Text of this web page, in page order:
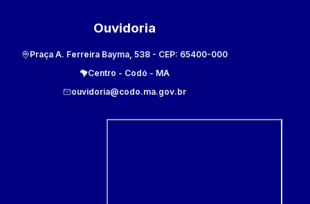
Ouvidoria
Praça A. Ferreira Bayma, 538 - CEP: 65400-000
Centro - Codó - MA
ouvidoria@codo.ma.gov.br